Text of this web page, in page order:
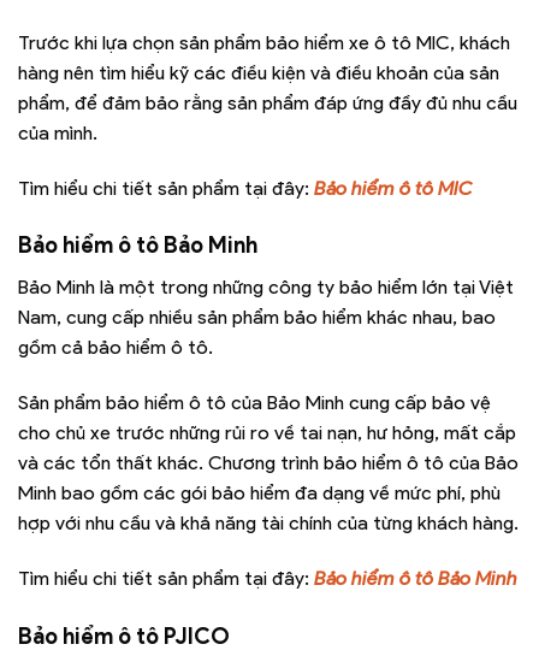
Trước khi lựa chọn sản phẩm bảo hiểm xe ô tô MIC, khách
hàng nên tìm hiểu kỹ các điều kiện và điều khoản của sản
phẩm, để đảm bảo rằng sản phẩm đáp ứng đầy đủ nhu cầu
của mình.
Tìm hiểu chi tiết sản phẩm tại đây: Bảo hiểm ô tô MIC
Bảo hiểm ô tô Bảo Minh
Bảo Minh là một trong những công ty bảo hiểm lớn tại Việt
Nam, cung cấp nhiều sản phẩm bảo hiểm khác nhau, bao
gồm cả bảo hiểm ô tô.
Sản phẩm bảo hiểm ô tô của Bảo Minh cung cấp bảo vệ
cho chủ xe trước những rủi ro về tai nạn, hư hỏng, mất cắp
và các tổn thất khác. Chương trình bảo hiểm ô tô của Bảo
Minh bao gồm các gói bảo hiểm đa dạng về mức phí, phù
hợp với nhu cầu và khả năng tài chính của từng khách hàng.
Tìm hiểu chi tiết sản phẩm tại đây: Bảo hiểm ô tô Bảo Minh
Bảo hiểm ô tô PJICO